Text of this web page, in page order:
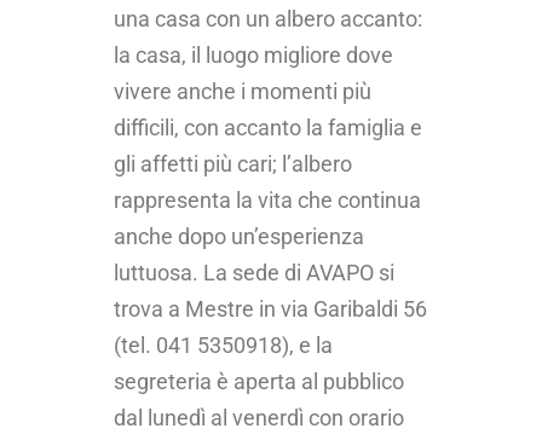
una casa con un albero accanto:
la casa, il luogo migliore dove
vivere anche i momenti più
difficili, con accanto la famiglia e
gli affetti più cari; l’albero
rappresenta la vita che continua
anche dopo un’esperienza
luttuosa. La sede di AVAPO si
trova a Mestre in via Garibaldi 56
(tel. 041 5350918), e la
segreteria è aperta al pubblico
dal lunedì al venerdì con orario